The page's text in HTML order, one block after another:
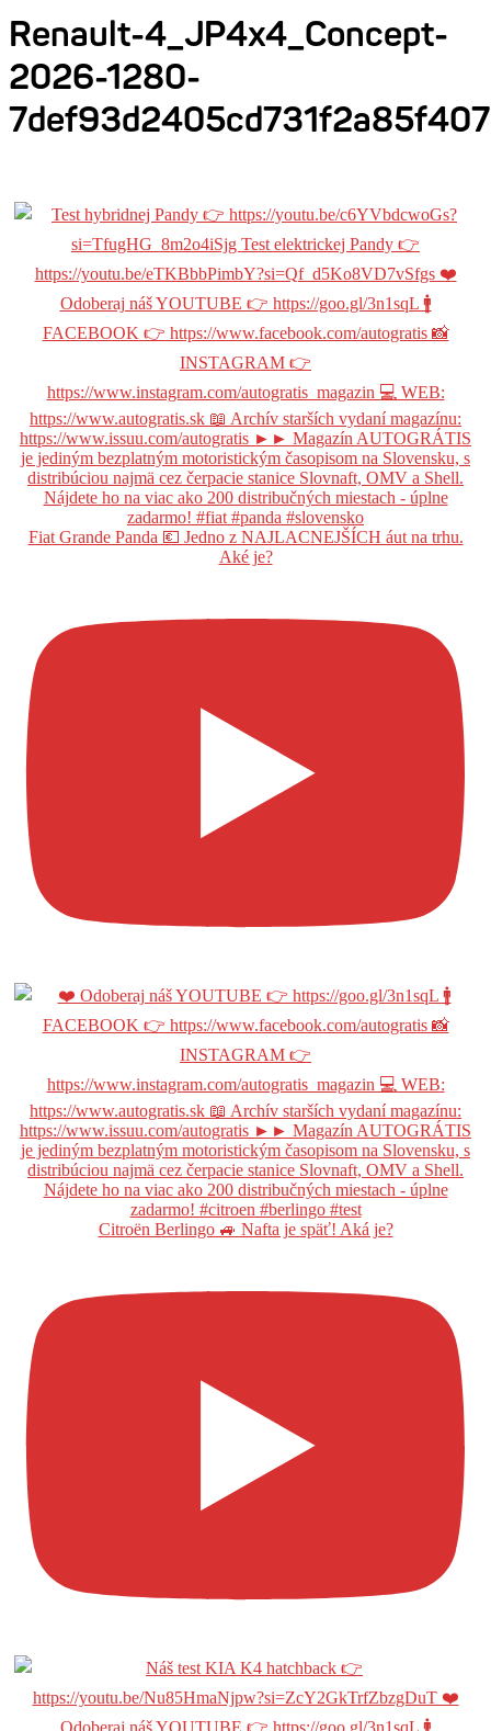
Renault-4_JP4x4_Concept-
2026-1280-
Fiat Grande Panda 💶 Jedno z NAJLACNEJŠÍCH áut na trhu.
Aké je?
Citroën Berlingo 🚙 Nafta je späť! Aká je?